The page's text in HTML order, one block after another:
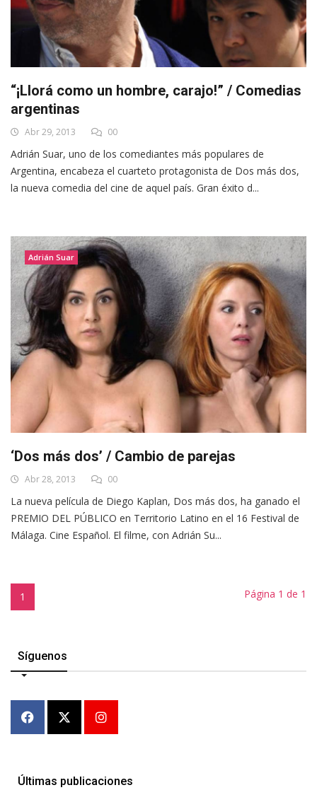
“¡Llorá como un hombre, carajo!” / Comedias
argentinas
Abr 29, 2013 00
Adrián Suar, uno de los comediantes más populares de
Argentina, encabeza el cuarteto protagonista de Dos más dos,
la nueva comedia del cine de aquel país. Gran éxito d...
Adrián Suar
‘Dos más dos’ / Cambio de parejas
Abr 28, 2013 00
La nueva película de Diego Kaplan, Dos más dos, ha ganado el
PREMIO DEL PÚBLICO en Territorio Latino en el 16 Festival de
Málaga. Cine Español. El filme, con Adrián Su...
1 Página 1 de 1
Síguenos
Últimas publicaciones